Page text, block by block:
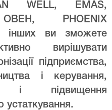
WELL, EMAS,
ОВЕН, PHOENIX
інших ви зможете
вирішувати
підприємства,
і керування,
і підвищення
устаткування.